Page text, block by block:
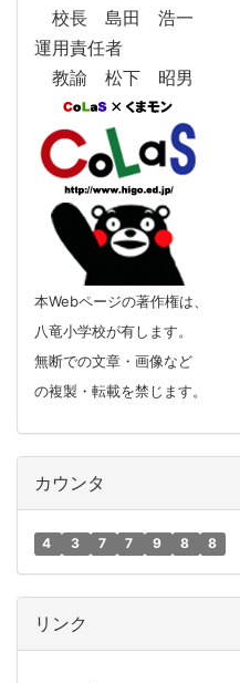
校長 島田 浩一
運用責任者
教諭 松下 昭男
本Webページの著作権は、
八竜小学校が有します。
無断での文章・画像など
の複製・転載を禁じます。
カウンタ
4 3 7 7 9 8 8
リンク